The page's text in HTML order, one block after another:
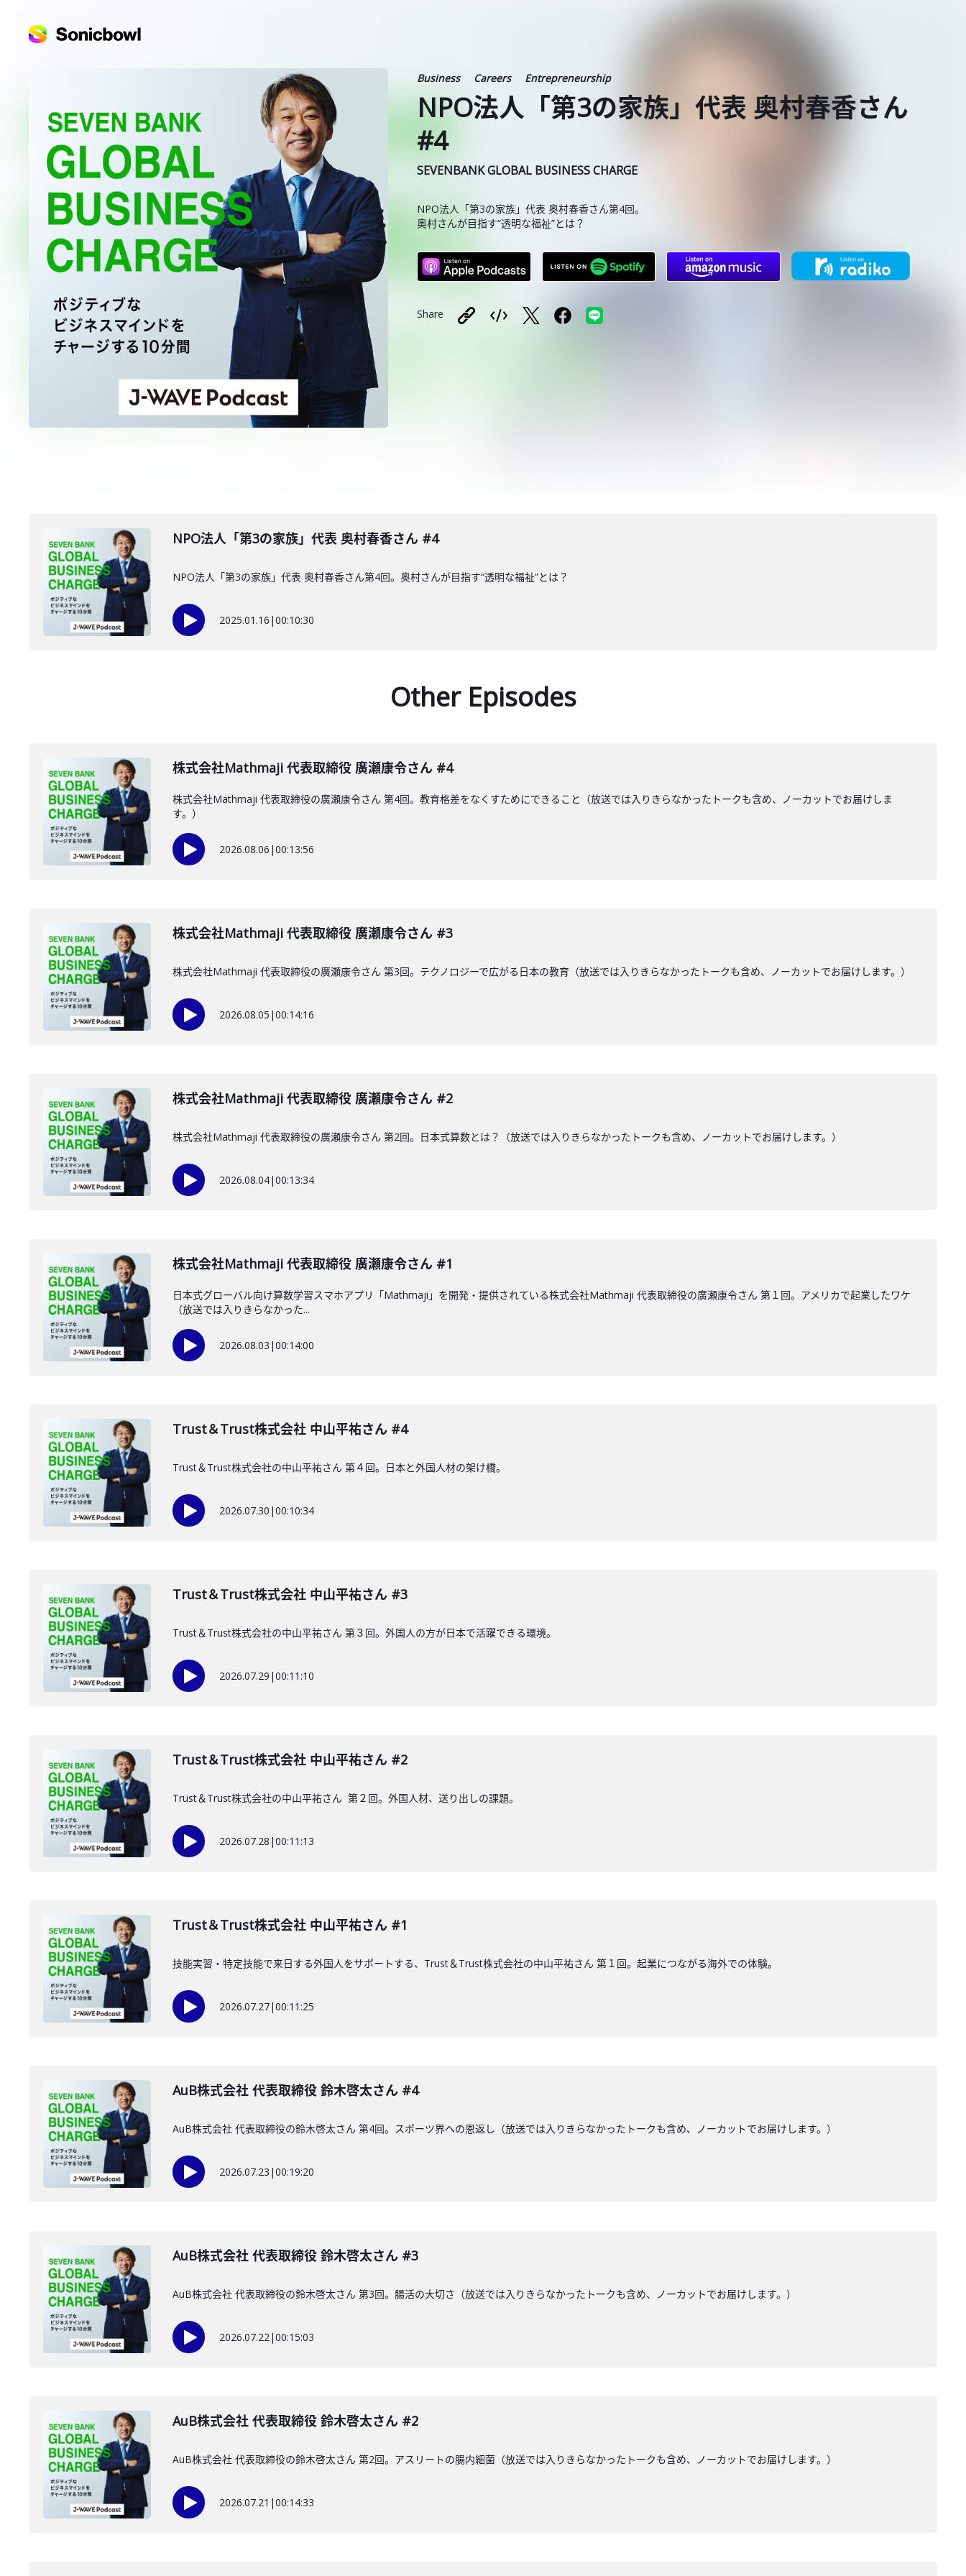
Business Careers Entrepreneurship
NPO法人「第3の家族」代表 奥村春香さん
#4
SEVENBANK GLOBAL BUSINESS CHARGE
NPO法人「第3の家族」代表 奥村春香さん第4回。
奥村さんが目指す“透明な福祉”とは？
Share
NPO法人「第3の家族」代表 奥村春香さん #4
NPO法人「第3の家族」代表 奥村春香さん第4回。奥村さんが目指す“透明な福祉”とは？
2025.01.16 |00:10:30
Other Episodes
株式会社Mathmaji 代表取締役 廣瀬康令さん #4
株式会社Mathmaji 代表取締役の廣瀬康令さん 第4回。教育格差をなくすためにできること（放送では入りきらなかったトークも含め、ノーカットでお届けしま
す。）
2026.08.06 |00:13:56
株式会社Mathmaji 代表取締役 廣瀬康令さん #3
株式会社Mathmaji 代表取締役の廣瀬康令さん 第3回。テクノロジーで広がる日本の教育（放送では入りきらなかったトークも含め、ノーカットでお届けします。）
2026.08.05 |00:14:16
株式会社Mathmaji 代表取締役 廣瀬康令さん #2
株式会社Mathmaji 代表取締役の廣瀬康令さん 第2回。日本式算数とは？（放送では入りきらなかったトークも含め、ノーカットでお届けします。）
2026.08.04|00:13:34
株式会社Mathmaji 代表取締役 廣瀬康令さん #1
日本式グローバル向け算数学習スマホアプリ「Mathmaji」を開発・提供されている株式会社Mathmaji 代表取締役の廣瀬康令さん 第１回。アメリカで起業したワケ
（放送では入りきらなかった...
2026.08.03 |00:14:00
Trust＆Trust株式会社 中山平祐さん #4
Trust＆Trust株式会社の中山平祐さん 第４回。日本と外国人材の架け橋。
2026.07.30 |00:10:34
Trust＆Trust株式会社 中山平祐さん #3
Trust＆Trust株式会社の中山平祐さん 第３回。外国人の方が日本で活躍できる環境。
2026.07.29 |00:11:10
Trust＆Trust株式会社 中山平祐さん #2
Trust＆Trust株式会社の中山平祐さん 第２回。外国人材、送り出しの課題。
2026.07.28 |00:11:13
Trust＆Trust株式会社 中山平祐さん #1
技能実習・特定技能で来日する外国人をサポートする、Trust＆Trust株式会社の中山平祐さん 第１回。起業につながる海外での体験。
2026.07.27|00:11:25
AuB株式会社 代表取締役 鈴木啓太さん #4
AuB株式会社 代表取締役の鈴木啓太さん 第4回。スポーツ界への恩返し（放送では入りきらなかったトークも含め、ノーカットでお届けします。）
2026.07.23 |00:19:20
AuB株式会社 代表取締役 鈴木啓太さん #3
AuB株式会社 代表取締役の鈴木啓太さん 第3回。腸活の大切さ（放送では入りきらなかったトークも含め、ノーカットでお届けします。）
2026.07.22|00:15:03
AuB株式会社 代表取締役 鈴木啓太さん #2
AuB株式会社 代表取締役の鈴木啓太さん 第2回。アスリートの腸内細菌（放送では入りきらなかったトークも含め、ノーカットでお届けします。）
2026.07.21 |00:14:33